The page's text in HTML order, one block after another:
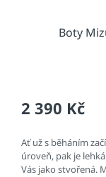
Boty
2 390 Kč
Ať už s běháním
úroveň, pak je
Vás jako stvořená.